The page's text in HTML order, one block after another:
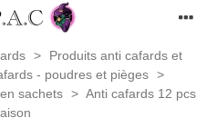
>
Produits anti cafards et
- poudres et pièges >
sachets > Anti cafards 12 pcs